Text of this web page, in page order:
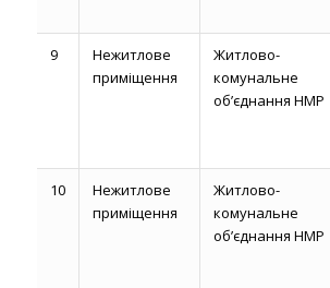
9
Нежитлове
приміщення
Житлово-
комунальне
об’єднання НМР
10
Нежитлове
приміщення
Житлово-
комунальне
об’єднання НМР